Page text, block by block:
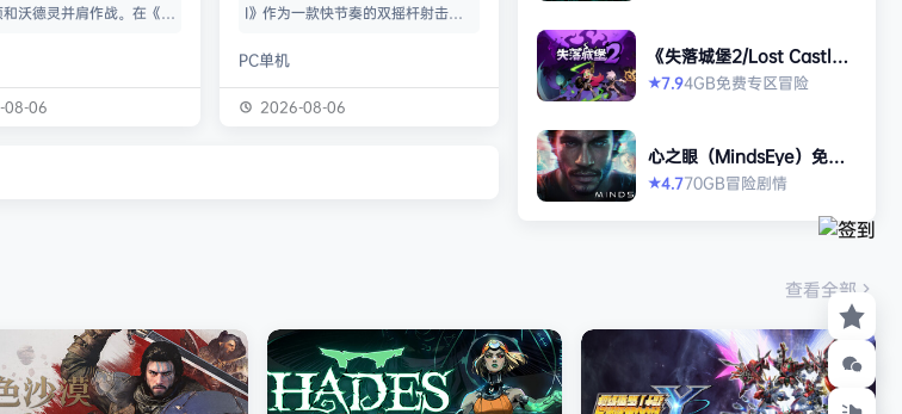
沃德灵并肩作战。在《沃
，与被称为“沃德灵”的生物
不断孵化、培育、升级、
等技能的配…
08-06
I》作为一款快节奏的双摇杆射击游
慎选择升级项目，打造强大的构筑，
置身风云变幻的战场，迎战源源不断
人种…
PC单机
2026-08-06
《失落城堡2/Lost Castle
2》免安装中文版
★7.94GB免费专区冒险
心之眼（MindsEye）免安
装中文版
★4.770GB冒险剧情
查看全部